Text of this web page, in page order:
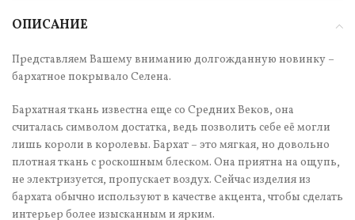
ОПИСАНИЕ
Представляем Вашему вниманию долгожданную новинку –
бархатное покрывало Селена.
Бархатная ткань известна еще со Средних Веков, она
считалась символом достатка, ведь позволить себе её могли
лишь короли в королевы. Бархат – это мягкая, но довольно
плотная ткань с роскошным блеском. Она приятна на ощупь,
не электризуется, пропускает воздух. Сейчас изделия из
бархата обычно используют в качестве акцента, чтобы сделать
интерьер более изысканным и ярким.